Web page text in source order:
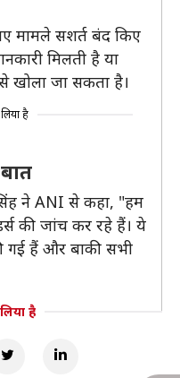
मामले सशर्त बंद किए
मिलती है या
खोला जा सकता है।
है
ने ANI से कहा, "हम
की जांच कर रहे हैं। ये
गई हैं और बाकी सभी
है